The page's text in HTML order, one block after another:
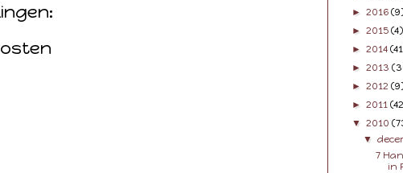
► 2016
► 2015 (4)
► 2014
► 2013
► 2012
► 2011
▼ 2010
▼
7
in